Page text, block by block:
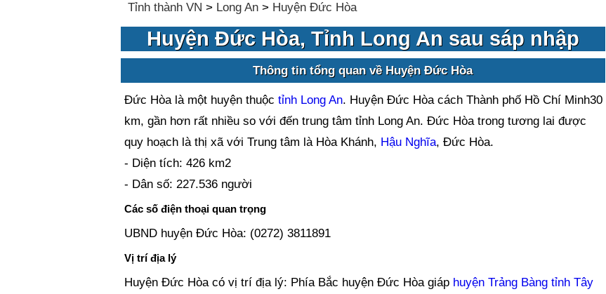
Tỉnh thành VN > Long An> Huyện Đức Hòa
Huyện Đức Hòa, Tỉnh Long An sau sáp nhập
Thông tin tổng quan về Huyện Đức Hòa
Đức Hòa là một huyện thuộc tỉnh Long An. Huyện Đức Hòa cách Thành phố Hồ Chí Minh30
km, gần hơn rất nhiều so với đến trung tâm tỉnh Long An. Đức Hòa trong tương lai được
quy hoạch là thị xã với Trung tâm là Hòa Khánh, Hậu Nghĩa, Đức Hòa.
- Diện tích: 426 km2
- Dân số: 227.536 người
Các số điện thoại quan trọng
UBND huyện Đức Hòa: (0272) 3811891
Vị trí địa lý
Huyện Đức Hòa có vị trí địa lý: Phía Bắc huyện Đức Hòa giáp huyện Trảng Bàng tỉnh Tây